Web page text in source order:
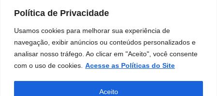
Política de Privacidade
Usamos cookies para melhorar sua experiência de
navegação, exibir anúncios ou conteúdos personalizados e
analisar nosso tráfego. Ao clicar em "Aceito", você consente
com o uso de cookies. Acesse as Políticas do Site
Aceito
35.842.274/0001-02. IMIGRAR BRASIL® é marca registrada no INPI. A
Imigrar Brasil é uma empresa privada de consultoria e assessoria
migratória. Não somos órgão do Governo Brasileiro e não mantemos
Nossos serviços são prestados de forma independente, no âmbito do setor
privado, para orientação e apoio em procedimentos migratórios.